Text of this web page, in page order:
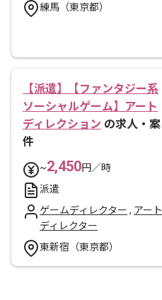
練馬（東京都）
【派遣】【ファンタジー系
ソーシャルゲーム】アート
ディレクション の求人・案
件
~2,450円／時
派遣
ゲームディレクター , アート
ディレクター
東新宿（東京都）